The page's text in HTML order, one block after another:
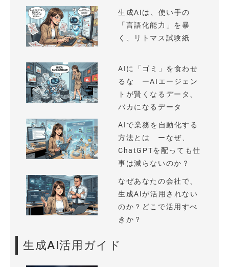
生成AIは、使い手の
「言語化能力」を暴
く、リトマス試験紙
AIに「ゴミ」を食わせ
るな ーAIエージェン
トが賢くなるデータ、
バカになるデータ
AIで業務を自動化する
方法とは ーなぜ、
ChatGPTを配っても仕
事は減らないのか？
なぜあなたの会社で、
生成AIが活用されない
のか？どこで活用すべ
きか？
生成AI活用ガイド